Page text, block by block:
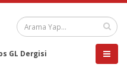
GL Dergisi